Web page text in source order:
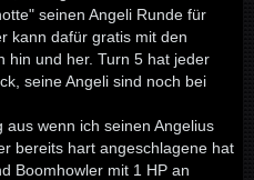
seinen Angeli Runde für
kann dafür gratis mit den
hin und her. Turn 5 hat jeder
seine Angeli sind noch bei
wenn ich seinen Angelius
bereits hart angeschlagene hat
Boomhowler mit 1 HP an